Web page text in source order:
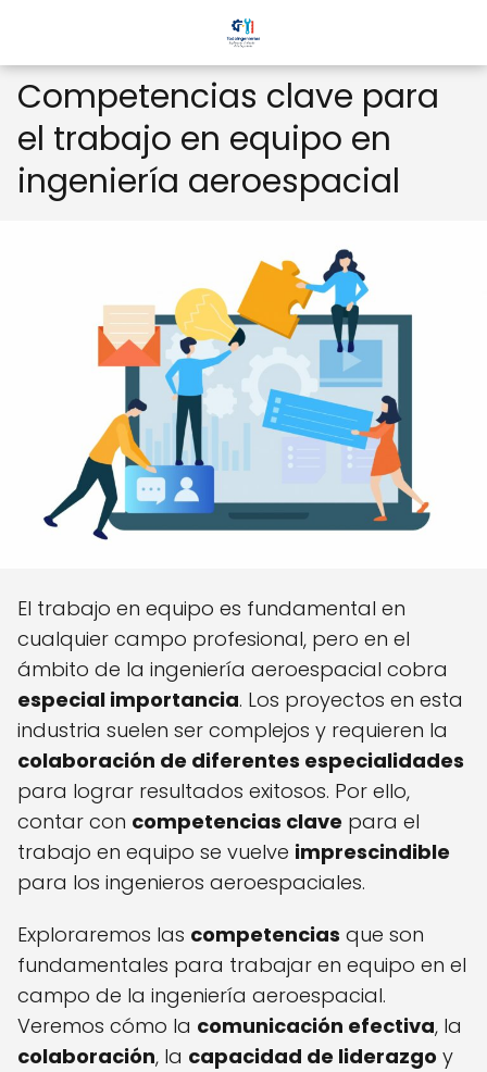
Competencias clave para
el trabajo en equipo en
ingeniería aeroespacial
El trabajo en equipo es fundamental en
cualquier campo profesional, pero en el
ámbito de la ingeniería aeroespacial cobra
especial importancia. Los proyectos en esta
industria suelen ser complejos y requieren la
colaboración de diferentes especialidades
para lograr resultados exitosos. Por ello,
contar con competencias clave para el
trabajo en equipo se vuelve imprescindible
para los ingenieros aeroespaciales.
Exploraremos las competencias que son
fundamentales para trabajar en equipo en el
campo de la ingeniería aeroespacial.
Veremos cómo la comunicación efectiva, la
colaboración, la capacidad de liderazgo y